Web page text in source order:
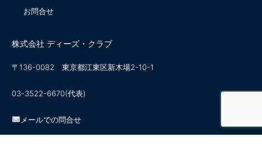
お問合せ
株式会社 ディーズ・クラブ
〒136-0082 東京都江東区新木場2-10-1
03-3522-6670(代表)
メールでの問合せ